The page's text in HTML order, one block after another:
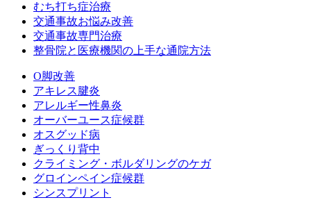
むち打ち症治療
交通事故お悩み改善
交通事故専門治療
整骨院と医療機関の上手な通院方法
O脚改善
アキレス腱炎
アレルギー性鼻炎
オーバーユース症候群
オスグッド病
ぎっくり背中
クライミング・ボルダリングのケガ
グロインペイン症候群
シンスプリント